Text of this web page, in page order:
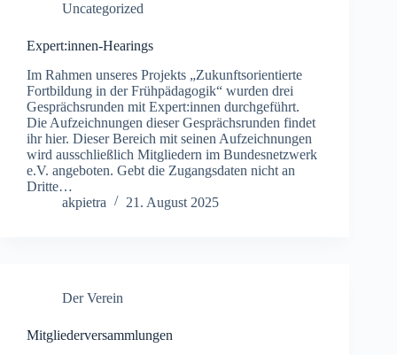
Uncategorized
Expert:innen-Hearings
Im Rahmen unseres Projekts „Zukunftsorientierte
Fortbildung in der Frühpädagogik“ wurden drei
Gesprächsrunden mit Expert:innen durchgeführt.
Die Aufzeichnungen dieser Gesprächsrunden findet
ihr hier. Dieser Bereich mit seinen Aufzeichnungen
wird ausschließlich Mitgliedern im Bundesnetzwerk
e.V. angeboten. Gebt die Zugangsdaten nicht an
Dritte…
akpietra
21. August 2025
Der Verein
Mitgliederversammlungen